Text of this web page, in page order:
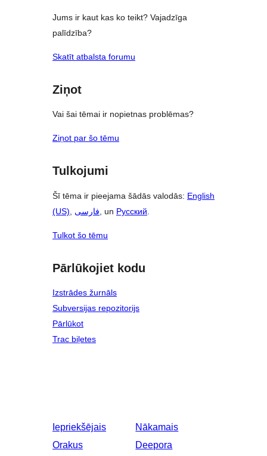
Jums ir kaut kas ko teikt? Vajadzīga
palīdzība?
Skatīt atbalsta forumu
Ziņot
Vai šai tēmai ir nopietnas problēmas?
Ziņot par šo tēmu
Tulkojumi
Šī tēma ir pieejama šādās valodās: English
(US)
فارسی , un Русский
Tulkot šo tēmu
Pārlūkojiet kodu
Izstrādes žurnāls
Subversijas repozitorijs
Pārlūkot
Trac biļetes
Iepriekšējais
Orakus
Nākamais
Deepora